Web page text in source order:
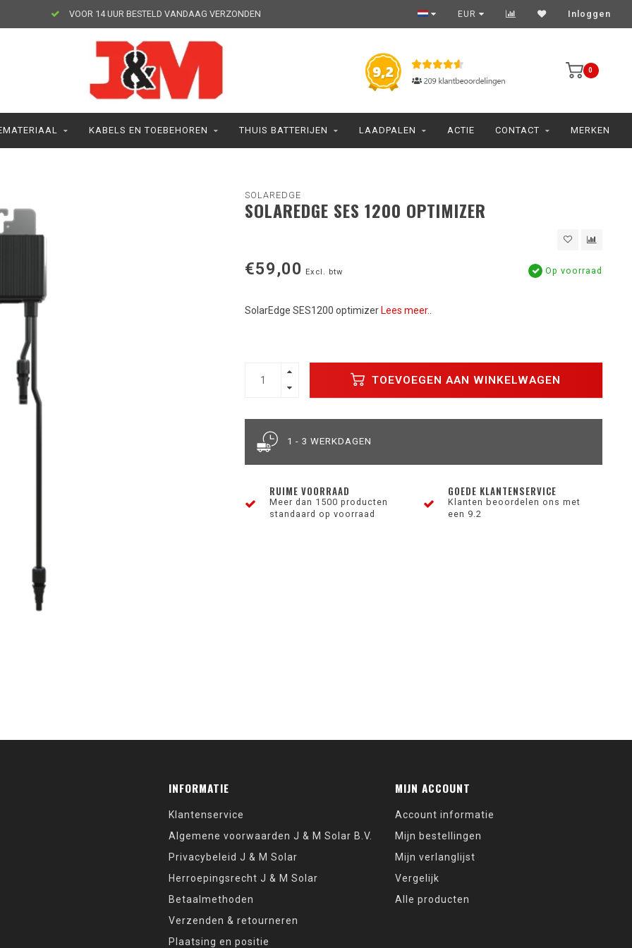
VOOR 14 UUR BESTELD VANDAAG VERZONDEN EUR Inloggen
0
KABELS EN TOEBEHOREN THUIS BATTERIJEN LAADPALEN ACTIE CONTACT MERKEN
SOLAREDGE
SOLAREDGE SES 1200 OPTIMIZER
€59,00 Excl. btw Op voorraad
SolarEdge SES1200 optimizer Lees meer..
TOEVOEGEN AAN WINKELWAGEN
1 - 3 WERKDAGEN
RUIME VOORRAAD
Meer dan 1500 producten
standaard op voorraad
GOEDE KLANTENSERVICE
Klanten beoordelen ons met
een 9.2
INFORMATIE
Klantenservice
Algemene voorwaarden J & M Solar B.V.
Privacybeleid J & M Solar
Herroepingsrecht J & M Solar
Betaalmethoden
Verzenden & retourneren
Plaatsing en positie
MIJN ACCOUNT
Account informatie
Mijn bestellingen
Mijn verlanglijst
Vergelijk
Alle producten